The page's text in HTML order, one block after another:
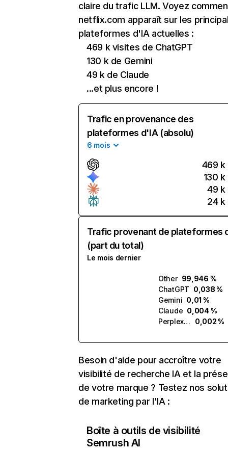
claire du trafic LLM. Voyez
netflix.com apparaît sur les
plateformes d'IA actuelles :
469 k visites de ChatGPT
130 k de Gemini
49 k de Claude
...et plus encore !
Trafic en provenance des
plateformes d'IA (absolu)
6 mois
469 k
130 k
49 k
24 k
Trafic provenant de plateformes
(part du total)
Le mois dernier
Other 99,946 %
ChatGPT 0,038 %
Gemini 0,01 %
Claude 0,004 %
Perplexity
0,002 %
Besoin d'aide pour accroître votre
visibilité de recherche IA et la
de votre marque ? Testez nos
de marketing par l'IA :
Boîte à outils de visibilité
Semrush AI